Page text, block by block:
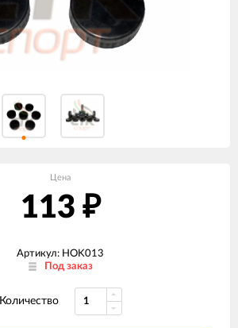
Цена
113 ₽
Артикул: HOK013
Под заказ
Количество